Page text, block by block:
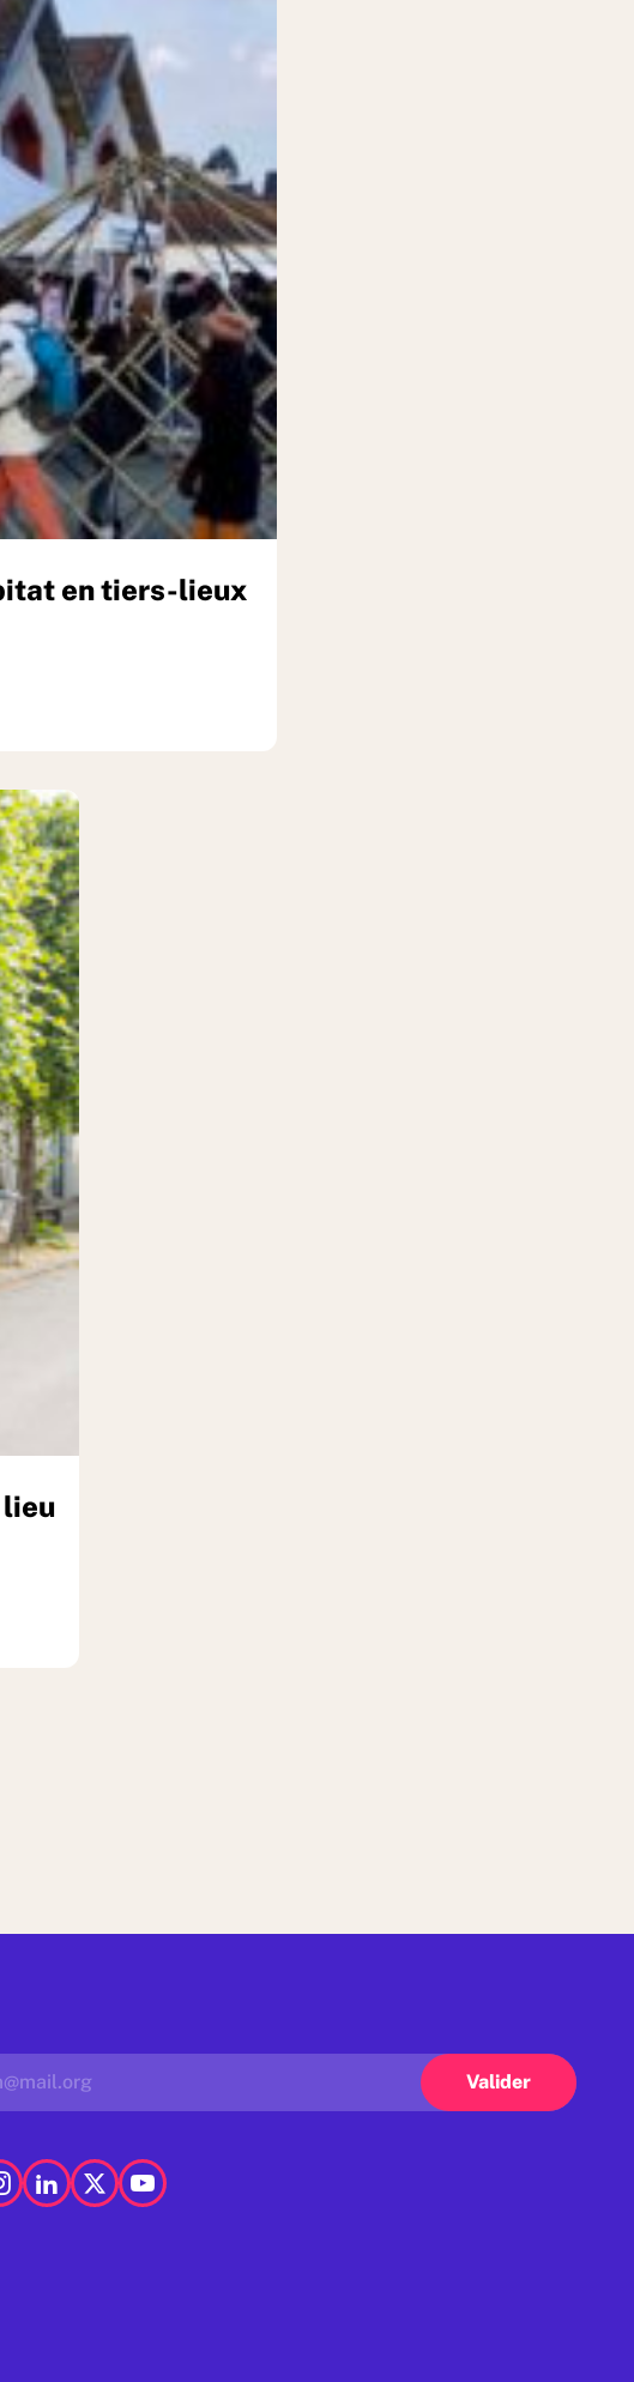
en tiers-lieux
lieu